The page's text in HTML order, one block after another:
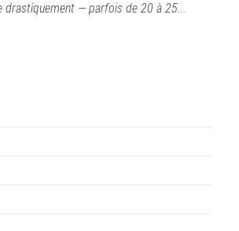
drastiquement — parfois de 20 à 25...